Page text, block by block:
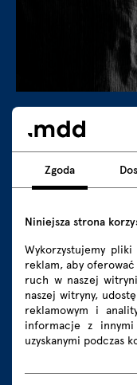
S.I. Design
Nasza praca to
technicznego
wszystkie
które chcemy
projektowania
badaniach i
Zgoda
Niniejsza strona
Wykorzystujemy
reklam, aby
ruch w naszej
naszej witryny,
reklamowym i
informacje z
uzyskanymi podczas